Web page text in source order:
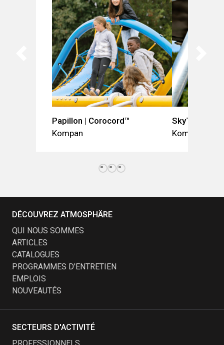
Papillon | Corocord™
Kompan
SkyTwister
Kompan
DÉCOUVREZ ATMOSPHÄRE
QUI NOUS SOMMES
ARTICLES
CATALOGUES
PROGRAMMES D'ENTRETIEN
EMPLOIS
NOUVEAUTÉS
SECTEURS D'ACTIVITÉ